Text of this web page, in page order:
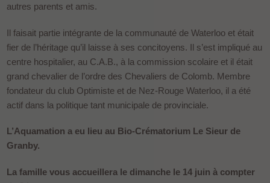
autres parents et amis.
Il faisait partie intégrante de la communauté de Waterloo et était
fier de l’héritage qu’il laisse à ses concitoyens. Il s’est impliqué au
centre hospitalier, au C.A.B., à la commission scolaire et il était
grand chevalier de l’ordre des Chevaliers de Colomb. Membre
fondateur du club Optimiste et de Nez-Rouge Waterloo, il a été
actif dans la politique tant municipale de provinciale.
L’Aquamation a eu lieu au Bio-Crématorium Le Sieur de
Granby.
La famille vous accueillera le dimanche le 14 juin à compter